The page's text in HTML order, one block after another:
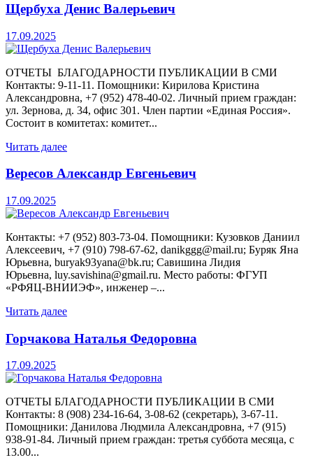
Щербуха Денис Валерьевич
17.09.2025
ОТЧЕТЫ БЛАГОДАРНОСТИ ПУБЛИКАЦИИ В СМИ
Контакты: 9-11-11. Помощники: Кирилова Кристина
Александровна, +7 (952) 478-40-02. Личный прием граждан:
ул. Зернова, д. 34, офис 301. Член партии «Единая Россия».
Состоит в комитетах: комитет...
Читать далее
Вересов Александр Евгеньевич
17.09.2025
Контакты: +7 (952) 803-73-04. Помощники: Кузовков Даниил
Алексеевич, +7 (910) 798-67-62, danikggg@mail.ru; Буряк Яна
Юрьевна, buryak93yana@bk.ru; Савишина Лидия
Юрьевна, luy.savishina@gmail.ru. Место работы: ФГУП
«РФЯЦ-ВНИИЭФ», инженер –...
Читать далее
Горчакова Наталья Федоровна
17.09.2025
ОТЧЕТЫ БЛАГОДАРНОСТИ ПУБЛИКАЦИИ В СМИ
Контакты: 8 (908) 234-16-64, 3-08-62 (секретарь), 3-67-11.
Помощники: Данилова Людмила Александровна, +7 (915)
938-91-84. Личный прием граждан: третья суббота месяца, с
13.00...